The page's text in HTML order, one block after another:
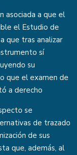
asociada a que el
el Estudio de
que tras analizar
sí
su
que el examen de
a derecho
se
de trazado
de sus
que, además, al